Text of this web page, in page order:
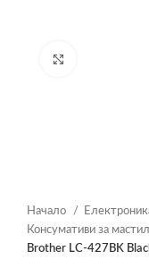
Начало
Консумативи за
Brother LC-427BK